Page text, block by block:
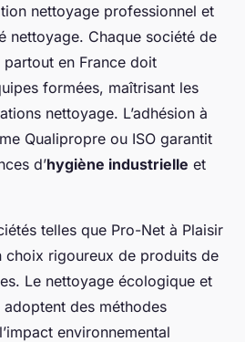
nettoyage professionnel et
nettoyage. Chaque société de
en France doit
formées, maîtrisant les
nettoyage. L’adhésion à
Qualipropre ou ISO garantit
d’hygiène industrielle et
telles que Pro-Net à Plaisir
choix rigoureux de produits de
Le nettoyage écologique et
des méthodes
environnemental